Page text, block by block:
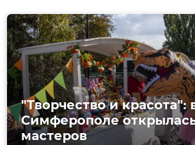
"Творчество и красота":
Симферополе
мастеров